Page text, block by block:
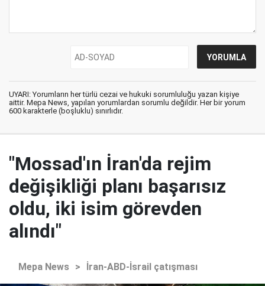
UYARI: Yorumların her türlü cezai ve hukuki sorumluluğu yazan kişiye
aittir. Mepa News, yapılan yorumlardan sorumlu değildir. Her bir yorum
600 karakterle (boşluklu) sınırlıdır.
"Mossad'ın İran'da rejim
değişikliği planı başarısız
oldu, iki isim görevden
alındı"
Mepa News > İran-ABD-İsrail çatışması